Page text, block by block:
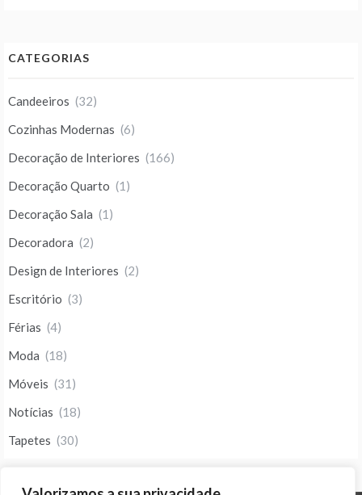
CATEGORIAS
Candeeiros (32)
Cozinhas Modernas (6)
Decoração de Interiores (166)
Decoração Quarto (1)
Decoração Sala (1)
Decoradora (2)
Design de Interiores (2)
Escritório (3)
Férias (4)
Moda (18)
Móveis (31)
Notícias (18)
Tapetes (30)